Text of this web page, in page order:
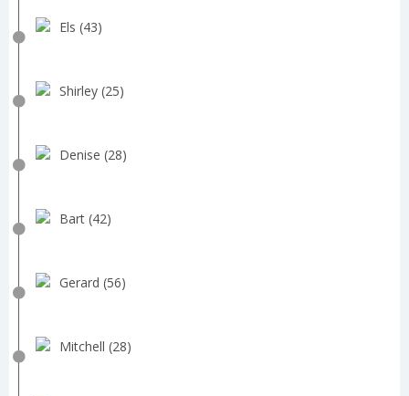
Els (43)
Shirley (25)
Denise (28)
Bart (42)
Gerard (56)
Mitchell (28)